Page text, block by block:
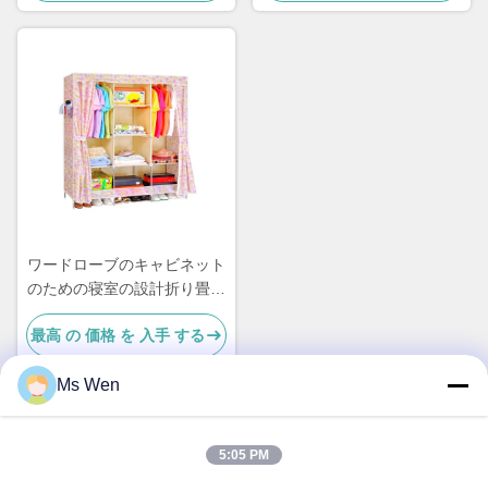
ワードローブのキャビネット
のための寝室の設計折り畳み
式のプラスチックnonwoven
の携帯用ちり止め
最高 の 価格 を 入手 する
Ms Wen
5:05 PM